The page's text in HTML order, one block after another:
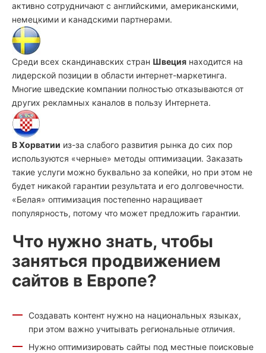
активно сотрудничают с английскими, американскими,
немецкими и канадскими партнерами.
Среди всех скандинавских стран Швеция находится на
лидерской позиции в области интернет-маркетинга.
Многие шведские компании полностью отказываются от
других рекламных каналов в пользу Интернета.
В Хорватии из-за слабого развития рынка до сих пор
используются «черные» методы оптимизации. Заказать
такие услуги можно буквально за копейки, но при этом не
будет никакой гарантии результата и его долговечности.
«Белая» оптимизация постепенно наращивает
популярность, потому что может предложить гарантии.
Что нужно знать, чтобы
заняться продвижением
сайтов в Европе?
Создавать контент нужно на национальных языках,
при этом важно учитывать региональные отличия.
Нужно оптимизировать сайты под местные поисковые